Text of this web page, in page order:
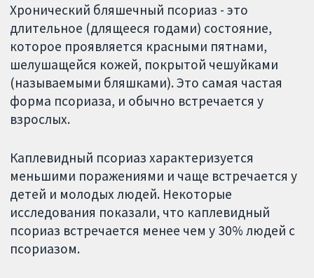
Хронический бляшечный псориаз - это
длительное (длящееся годами) состояние,
которое проявляется красными пятнами,
шелушащейся кожей, покрытой чешуйками
(называемыми бляшками). Это самая частая
форма псориаза, и обычно встречается у
взрослых.
Каплевидный псориаз характеризуется
меньшими поражениями и чаще встречается у
детей и молодых людей. Некоторые
исследования показали, что каплевидный
псориаз встречается менее чем у 30% людей с
псориазом.